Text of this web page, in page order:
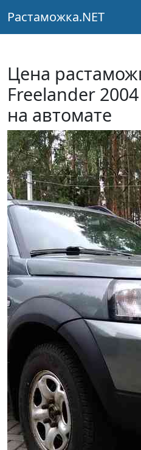
Растаможка.NET
Цена
Freelander
на автомате